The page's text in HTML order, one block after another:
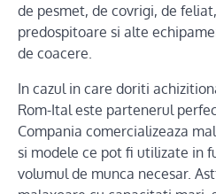
de pesmet, de covrigi, de
predospitoare si alte
de coacere.
In cazul in care doriti
Rom-Ital este partenerul
Compania comercializeaza
si modele ce pot fi utilizate in
volumul de munca necesar.